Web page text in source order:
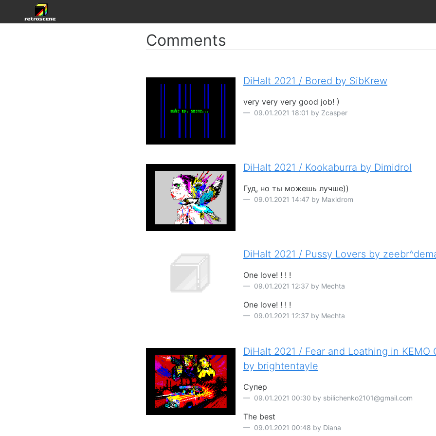
Comments
DiHalt 2021 / Bored by SibKrew
very very very good job! )
09.01.2021 18:01 by Zcasper
DiHalt 2021 / Kookaburra by Dimidrol
Гуд, но ты можешь лучше))
09.01.2021 14:47 by Maxidrom
DiHalt 2021 / Pussy Lovers by
One love! ! ! !
09.01.2021 12:37 by Mechta
One love! ! ! !
09.01.2021 12:37 by Mechta
DiHalt 2021 / Fear and Loathing in KEMO
by brightentayle
Супер
09.01.2021 00:30 by sbilichenko2101@gmail.com
The best
09.01.2021 00:48 by Diana